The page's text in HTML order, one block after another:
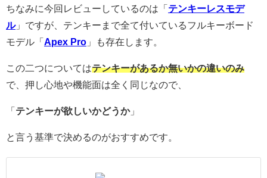
ちなみに今回レビューしているのは「 テンキーレスモデ
ル」ですが、テンキーまで全て付いているフルキーボード
モデル「 Apex Pro 」も存在します。
この二つについてはテンキーがあるか無いかの違いのみ
で、押し心地や機能面は全く同じなので、
「 テンキーが欲しいかどうか」
と言う基準で決めるのがおすすめです。